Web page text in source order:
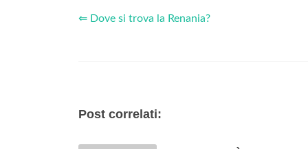
⇐ Dove si trova la Renania?
Post correlati: